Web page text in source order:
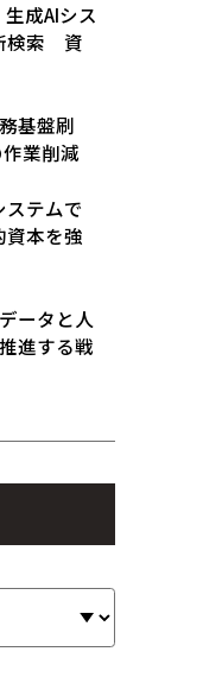
成AIシス
検索 資
基盤刷
業削減
テムで
本を強
ータと人
進する戦